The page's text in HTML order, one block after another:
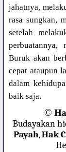
jahatnya,
rasa sungkan,
setelah
Buruk akan
cepat ataupun
dalam
baik saja.
©
Budayakan
Payah,Hak